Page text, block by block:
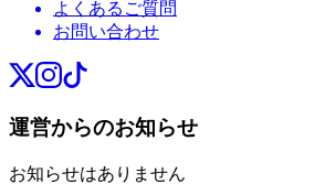
よくあるご質問
お問い合わせ
運営からのお知らせ
お知らせはありません